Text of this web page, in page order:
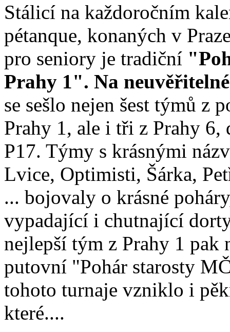
Stálicí na každoročním
pétanque, konaných v
pro seniory je tradiční
Prahy 1". Na
se sešlo nejen šest týmů z
Prahy 1, ale i tři z Prahy 6,
P17. Týmy s krásnými
Lvice, Optimisti, Šárka,
... bojovaly o krásné
vypadající i chutnající
nejlepší tým z Prahy 1 pak
putovní "Pohár starosty
tohoto turnaje vzniklo i
které....